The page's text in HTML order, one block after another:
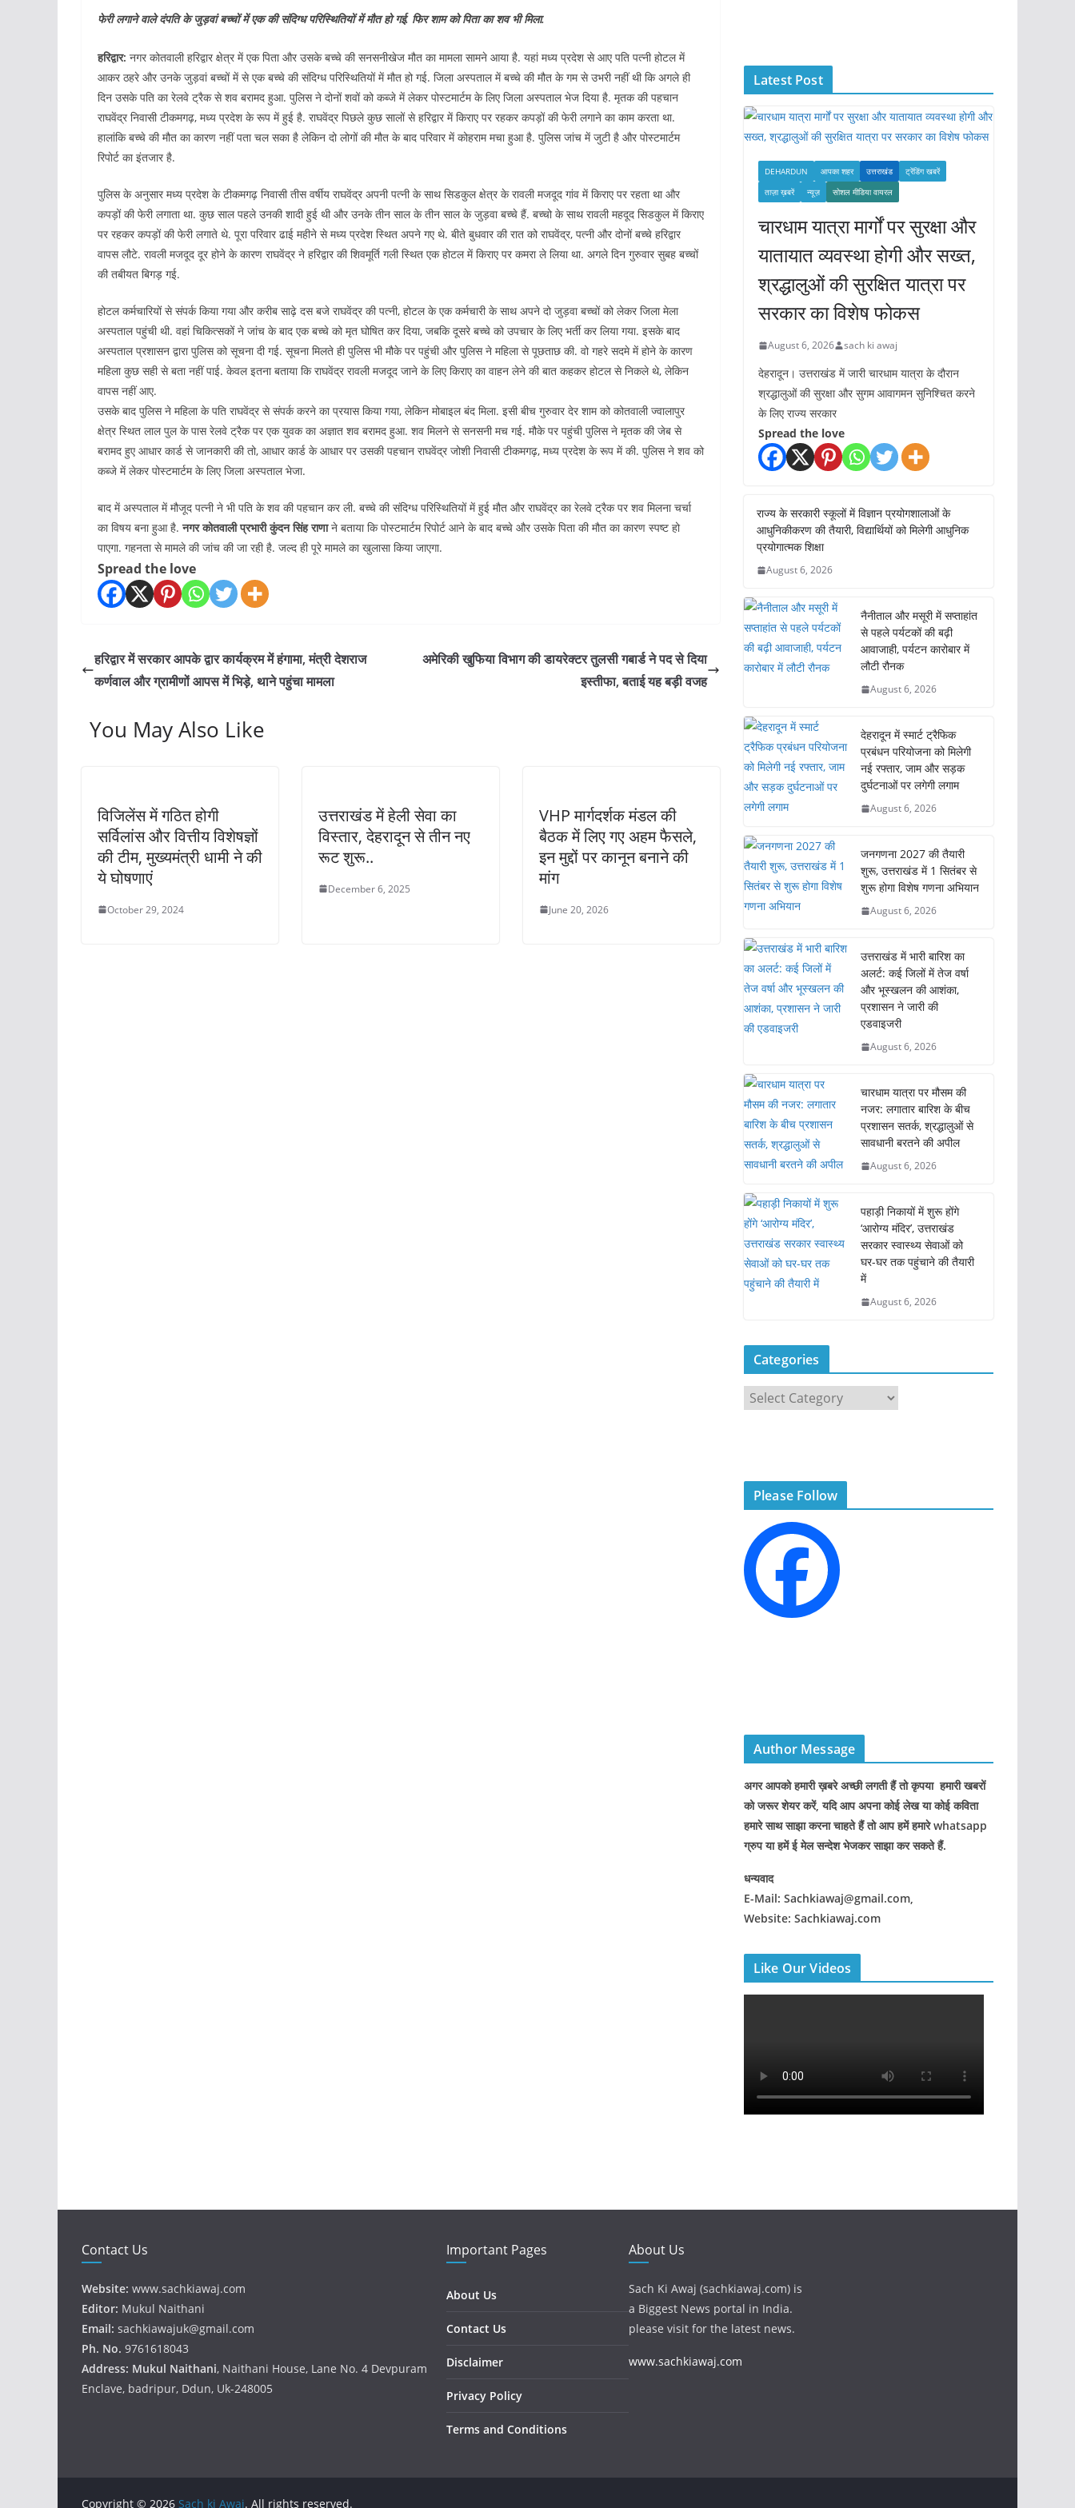
फेरी लगाने वाले दंपति के जुड़वां बच्चों में एक की संदिग्ध परिस्थितियों में मौत हो गई. फिर शाम को पिता का शव भी मिला.
हरिद्वार: नगर कोतवाली हरिद्वार क्षेत्र में एक पिता और उसके बच्चे की सनसनीखेज मौत का मामला सामने आया है. यहां मध्य प्रदेश से आए पति पत्नी होटल में
आकर ठहरे और उनके जुड़वां बच्चों में से एक बच्चे की संदिग्ध परिस्थितियों में मौत हो गई. जिला अस्पताल में बच्चे की मौत के गम से उभरी नहीं थी कि अगले ही
दिन उसके पति का रेलवे ट्रैक से शव बरामद हुआ. पुलिस ने दोनों शवों को कब्जे में लेकर पोस्टमार्टम के लिए जिला अस्पताल भेज दिया है. मृतक की पहचान
राघवेंद्र निवासी टीकमगढ़, मध्य प्रदेश के रूप में हुई है. राघवेंद्र पिछले कुछ सालों से हरिद्वार में किराए पर रहकर कपड़ों की फेरी लगाने का काम करता था.
हालांकि बच्चे की मौत का कारण नहीं पता चल सका है लेकिन दो लोगों की मौत के बाद परिवार में कोहराम मचा हुआ है. पुलिस जांच में जुटी है और पोस्टमार्टम
रिपोर्ट का इंतजार है.
पुलिस के अनुसार मध्य प्रदेश के टीकमगढ़ निवासी तीस वर्षीय राघवेंद्र अपनी पत्नी के साथ सिडकुल क्षेत्र के रावली मजदूद गांव में किराए पर रहता था और
कपड़ों की फेरी लगाता था. कुछ साल पहले उनकी शादी हुई थी और उनके तीन साल के तीन साल के जुड़वा बच्चे हैं. बच्चो के साथ रावली महदूद सिडकुल में किराए
पर रहकर कपड़ों की फेरी लगाते थे. पूरा परिवार ढाई महीने से मध्य प्रदेश स्थित अपने गए थे. बीते बुधवार की रात को राघवेंद्र, पत्नी और दोनों बच्चे हरिद्वार
वापस लौटे. रावली मजदूद दूर होने के कारण राघवेंद्र ने हरिद्वार की शिवमूर्ति गली स्थित एक होटल में किराए पर कमरा ले लिया था. अगले दिन गुरुवार सुबह बच्चों
की तबीयत बिगड़ गई.
होटल कर्मचारियों से संपर्क किया गया और करीब साढ़े दस बजे राघवेंद्र की पत्नी, होटल के एक कर्मचारी के साथ अपने दो जुड़वा बच्चों को लेकर जिला मेला
अस्पताल पहुंची थी. वहां चिकित्सकों ने जांच के बाद एक बच्चे को मृत घोषित कर दिया, जबकि दूसरे बच्चे को उपचार के लिए भर्ती कर लिया गया. इसके बाद
अस्पताल प्रशासन द्वारा पुलिस को सूचना दी गई. सूचना मिलते ही पुलिस भी मौके पर पहुंची और पुलिस ने महिला से पूछताछ की. वो गहरे सदमे में होने के कारण
महिला कुछ सही से बता नहीं पाई. केवल इतना बताया कि राघवेंद्र रावली मजदूद जाने के लिए किराए का वाहन लेने की बात कहकर होटल से निकले थे, लेकिन
वापस नहीं आए.
उसके बाद पुलिस ने महिला के पति राघवेंद्र से संपर्क करने का प्रयास किया गया, लेकिन मोबाइल बंद मिला. इसी बीच गुरुवार देर शाम को कोतवाली ज्वालापुर
क्षेत्र स्थित लाल पुल के पास रेलवे ट्रैक पर एक युवक का अज्ञात शव बरामद हुआ. शव मिलने से सनसनी मच गई. मौके पर पहुंची पुलिस ने मृतक की जेब से
बरामद हुए आधार कार्ड से जानकारी की तो, आधार कार्ड के आधार पर उसकी पहचान राघवेंद्र जोशी निवासी टीकमगढ़, मध्य प्रदेश के रूप में की. पुलिस ने शव को
कब्जे में लेकर पोस्टमार्टम के लिए जिला अस्पताल भेजा.
बाद में अस्पताल में मौजूद पत्नी ने भी पति के शव की पहचान कर ली. बच्चे की संदिग्ध परिस्थितियों में हुई मौत और राघवेंद्र का रेलवे ट्रैक पर शव मिलना चर्चा
का विषय बना हुआ है. नगर कोतवाली प्रभारी कुंदन सिंह राणाने बताया कि पोस्टमार्टम रिपोर्ट आने के बाद बच्चे और उसके पिता की मौत का कारण स्पष्ट हो
पाएगा. गहनता से मामले की जांच की जा रही है. जल्द ही पूरे मामले का खुलासा किया जाएगा.
Spread the love
हरिद्वार में सरकार आपके द्वार कार्यक्रम में हंगामा, मंत्री देशराज
कर्णवाल और ग्रामीणों आपस में भिड़े, थाने पहुंचा मामला
अमेरिकी खुफिया विभाग की डायरेक्टर तुलसी गबार्ड ने पद से दिया
इस्तीफा, बताई यह बड़ी वजह
You May Also Like
विजिलेंस में गठित होगी
सर्विलांस और वित्तीय विशेषज्ञों
की टीम, मुख्यमंत्री धामी ने की
ये घोषणाएं
October 29, 2024
उत्तराखंड में हेली सेवा का
विस्तार, देहरादून से तीन नए
रूट शुरू..
December 6, 2025
VHP मार्गदर्शक मंडल की
बैठक में लिए गए अहम फैसले,
इन मुद्दों पर कानून बनाने की
मांग
June 20, 2026
e
s
Latest Post
DEHARDUN आपका शहर उत्तराखंड
ट्रेंडिंग खबरें
ताज़ा ख़बरें
न्यूज़ सोशल मीडिया वायरल
चारधाम यात्रा मार्गों पर सुरक्षा और
यातायात व्यवस्था होगी और सख्त,
श्रद्धालुओं की सुरक्षित यात्रा पर
सरकार का विशेष फोकस
August 6, 2026 sach ki awaj
देहरादून। उत्तराखंड में जारी चारधाम यात्रा के दौरान
श्रद्धालुओं की सुरक्षा और सुगम आवागमन सुनिश्चित करने
के लिए राज्य सरकार
Spread the love
राज्य के सरकारी स्कूलों में विज्ञान प्रयोगशालाओं के
आधुनिकीकरण की तैयारी, विद्यार्थियों को मिलेगी आधुनिक
प्रयोगात्मक शिक्षा
August 6, 2026
नैनीताल और मसूरी में सप्ताहांत
से पहले पर्यटकों की बढ़ी
आवाजाही, पर्यटन कारोबार में
लौटी रौनक
August 6, 2026
देहरादून में स्मार्ट ट्रैफिक
प्रबंधन परियोजना को मिलेगी
नई रफ्तार, जाम और सड़क
दुर्घटनाओं पर लगेगी लगाम
August 6, 2026
जनगणना 2027 की तैयारी
शुरू, उत्तराखंड में 1 सितंबर से
शुरू होगा विशेष गणना अभियान
August 6, 2026
उत्तराखंड में भारी बारिश का
अलर्ट: कई जिलों में तेज वर्षा
और भूस्खलन की आशंका,
प्रशासन ने जारी की
एडवाइजरी
August 6, 2026
चारधाम यात्रा पर मौसम की
नजर: लगातार बारिश के बीच
प्रशासन सतर्क, श्रद्धालुओं से
सावधानी बरतने की अपील
August 6, 2026
पहाड़ी निकायों में शुरू होंगे
‘आरोग्य मंदिर’, उत्तराखंड
सरकार स्वास्थ्य सेवाओं को
घर-घर तक पहुंचाने की तैयारी
में
August 6, 2026
Categories
a
r
e
s
Please Follow
Author Message
अगर आपको हमारी ख़बरे अच्छी लगती हैं तो कृपया हमारी खबरों
को जरूर शेयर करें, यदि आप अपना कोई लेख या कोई कविता
हमारे साथ साझा करना चाहते हैं तो आप हमें हमारे whatsapp
ग्रुप या हमें ई मेल सन्देश भेजकर साझा कर सकते हैं.
धन्यवाद
E-Mail: Sachkiawaj@gmail.com,
Website: Sachkiawaj.com
Like Our Videos
Contact Us
Website: www.sachkiawaj.com
Editor: Mukul Naithani
Email: sachkiawajuk@gmail.com
Ph. No. 9761618043
Address: Mukul Naithani, Naithani House, Lane No. 4 Devpuram
Enclave, badripur, Ddun, Uk-248005
Important Pages
About Us
Contact Us
Disclaimer
Privacy Policy
Terms and Conditions
About Us
Sach Ki Awaj (sachkiawaj.com) is
a Biggest News portal in India.
please visit for the latest news.
www.sachkiawaj.com
Copyright © 2026 Sach ki Awaj. All rights reserved.